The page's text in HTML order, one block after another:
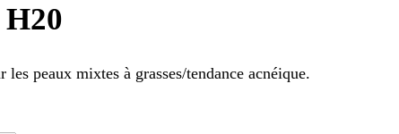
peaux mixtes à grasses/tendance acnéique.